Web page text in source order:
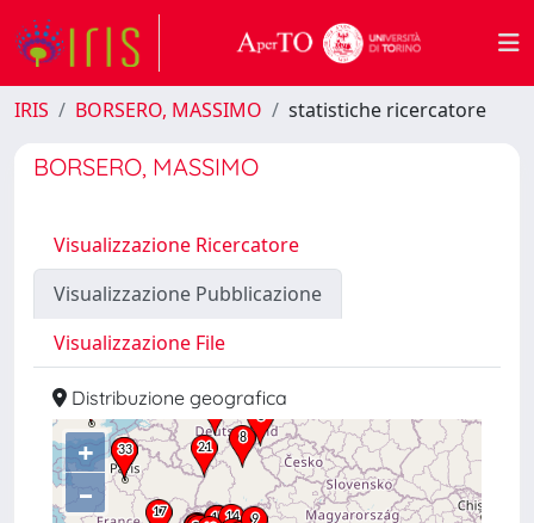
IRIS BORSERO, MASSIMO statistiche ricercatore
BORSERO, MASSIMO
Visualizzazione Ricercatore
Visualizzazione Pubblicazione
Visualizzazione File
Distribuzione geografica
+
–